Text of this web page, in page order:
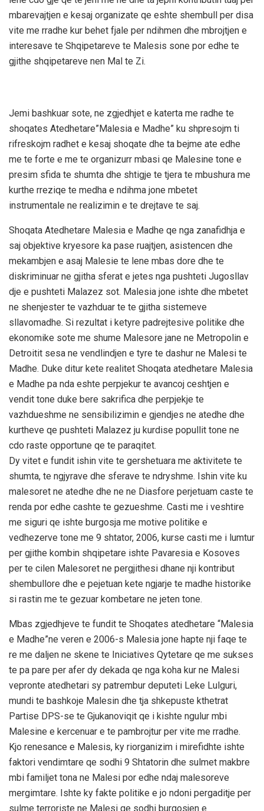
mbarevajtjen e kesaj organizate qe eshte shembull per disa
vite me rradhe kur behet fjale per ndihmen dhe mbrojtjen e
interesave te Shqipetareve te Malesis sone por edhe te
gjithe shqipetareve nen Mal te Zi.
Jemi bashkuar sote, ne zgjedhjet e katerta me radhe te
shoqates Atedhetare”Malesia e Madhe” ku shpresojm ti
rifreskojm radhet e kesaj shoqate dhe ta bejme ate edhe
me te forte e me te organizurr mbasi qe Malesine tone e
presim sfida te shumta dhe shtigje te tjera te mbushura me
kurthe rreziqe te medha e ndihma jone mbetet
instrumentale ne realizimin e te drejtave te saj.
Shoqata Atedhetare Malesia e Madhe qe nga zanafidhja e
saj objektive kryesore ka pase ruajtjen, asistencen dhe
mekambjen e asaj Malesie te lene mbas dore dhe te
diskriminuar ne gjitha sferat e jetes nga pushteti Jugosllav
dje e pushteti Malazez sot. Malesia jone ishte dhe mbetet
ne shenjester te vazhduar te te gjitha sistemeve
sllavomadhe. Si rezultat i ketyre padrejtesive politike dhe
ekonomike sote me shume Malesore jane ne Metropolin e
Detroitit sesa ne vendlindjen e tyre te dashur ne Malesi te
Madhe. Duke ditur kete realitet Shoqata atedhetare Malesia
e Madhe pa nda eshte perpjekur te avancoj ceshtjen e
vendit tone duke bere sakrifica dhe perpjekje te
vazhdueshme ne sensibilizimin e gjendjes ne atedhe dhe
kurtheve qe pushteti Malazez ju kurdise popullit tone ne
cdo raste opportune qe te paraqitet.
Dy vitet e fundit ishin vite te gershetuara me aktivitete te
shumta, te ngjyrave dhe sferave te ndryshme. Ishin vite ku
malesoret ne atedhe dhe ne ne Diasfore perjetuam caste te
renda por edhe cashte te gezueshme. Casti me i veshtire
me siguri qe ishte burgosja me motive politike e
vedhezerve tone me 9 shtator, 2006, kurse casti me i lumtur
per gjithe kombin shqipetare ishte Pavaresia e Kosoves
per te cilen Malesoret ne pergjithesi dhane nji kontribut
shembullore dhe e pejetuan kete ngjarje te madhe historike
si rastin me te gezuar kombetare ne jeten tone.
Mbas zgjedhjeve te fundit te Shoqates atedhetare “Malesia
e Madhe”ne veren e 2006-s Malesia jone hapte nji faqe te
re me daljen ne skene te Iniciatives Qytetare qe me sukses
te pa pare per afer dy dekada qe nga koha kur ne Malesi
vepronte atedhetari sy patrembur deputeti Leke Lulguri,
mundi te bashkoje Malesin dhe tja shkepuste kthetrat
Partise DPS-se te Gjukanoviqit qe i kishte ngulur mbi
Malesine e kercenuar e te pambrojtur per vite me rradhe.
Kjo renesance e Malesis, ky riorganizim i mirefidhte ishte
faktori vendimtare qe sodhi 9 Shtatorin dhe sulmet makbre
mbi familjet tona ne Malesi por edhe ndaj malesoreve
mergimtare. Ishte ky fakte politike e jo ndoni pergaditje per
sulme terroriste ne Malesi qe sodhi burgosjen e